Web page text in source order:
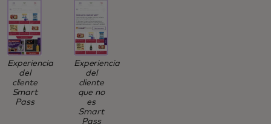
Experiencia
del
cliente
Smart
Pass
Experiencia
del
cliente
que no
es
Smart
Pass